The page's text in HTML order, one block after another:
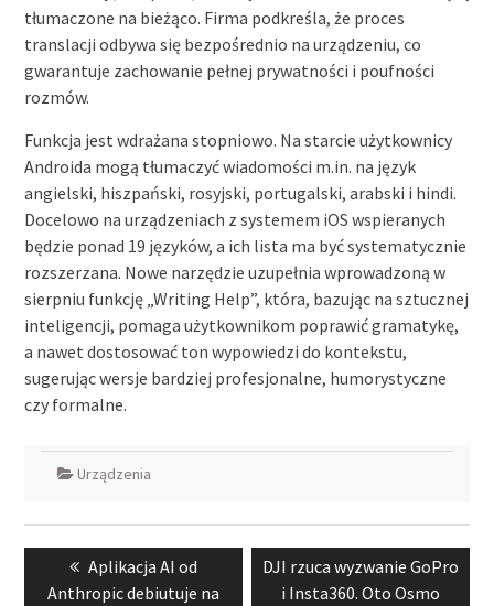
tłumaczone na bieżąco. Firma podkreśla, że proces
translacji odbywa się bezpośrednio na urządzeniu, co
gwarantuje zachowanie pełnej prywatności i poufności
rozmów.
Funkcja jest wdrażana stopniowo. Na starcie użytkownicy
Androida mogą tłumaczyć wiadomości m.in. na język
angielski, hiszpański, rosyjski, portugalski, arabski i hindi.
Docelowo na urządzeniach z systemem iOS wspieranych
będzie ponad 19 języków, a ich lista ma być systematycznie
rozszerzana. Nowe narzędzie uzupełnia wprowadzoną w
sierpniu funkcję „Writing Help”, która, bazując na sztucznej
inteligencji, pomaga użytkownikom poprawić gramatykę,
a nawet dostosować ton wypowiedzi do kontekstu,
sugerując wersje bardziej profesjonalne, humorystyczne
czy formalne.
Urządzenia
wpisu Previous
post:
Aplikacja AI od
Anthropic debiutuje na
Next
post:
DJI rzuca wyzwanie GoPro
i Insta360. Oto Osmo